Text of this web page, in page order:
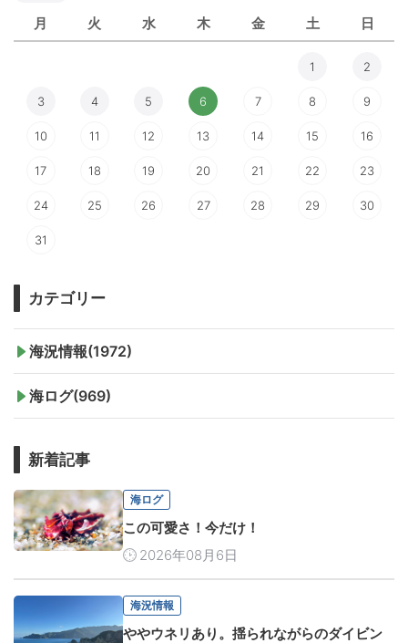
月 火 水 木 金 土 日
1 2
3 4 5 6 7 8 9
10 11 12 13 14 15 16
17 18 19 20 21 22 23
24 25 26 27 28 29 30
31
カテゴリー
海況情報(1972)
海ログ(969)
新着記事
海ログ
この可愛さ！今だけ！
2026年08月6日
海況情報
ややウネリあり。揺られながらのダイビン